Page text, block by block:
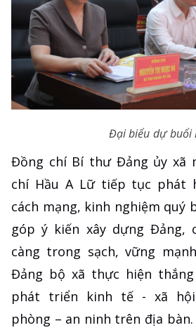
Đại biểu dự buổi
Đồng chí Bí thư Đảng ủy xã
chí Hầu A Lữ tiếp tục phát
cách mạng, kinh nghiệm quý
góp ý kiến xây dựng Đảng,
càng trong sạch, vững
Đảng bộ xã thực hiện
phát triển kinh tế - xã
phòng – an ninh trên địa bàn.